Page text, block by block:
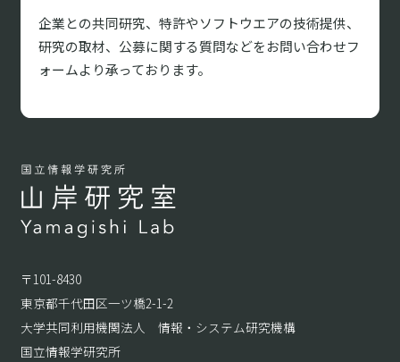
企業との共同研究、特許やソフトウエアの技術提供、
研究の取材、 公募に関する質問などをお問い合わせフ
ォームより承っております。
〒101-8430
東京都千代田区一ツ橋2-1-2
大学共同利用機関法人 情報・システム研究機構
国立情報学研究所